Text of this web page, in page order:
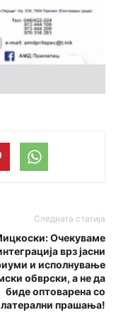
Следната статија
Очекуваме
врз јасни
и исполнување
обврски, а не да
биде оптоварена со
прашања!